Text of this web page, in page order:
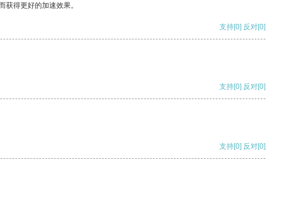
得更好的加速效果。
支持[0] 反对[0]
支持[0] 反对[0]
支持[0] 反对[0]